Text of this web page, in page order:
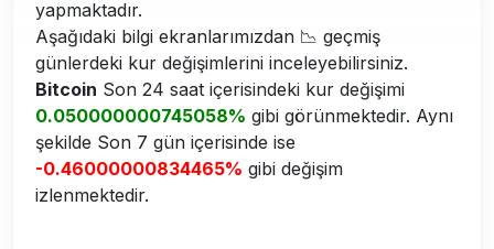
yapmaktadır.
Aşağıdaki bilgi ekranlarımızdan 📉 geçmiş
günlerdeki kur değişimlerini inceleyebilirsiniz.
Bitcoin Son 24 saat içerisindeki kur değişimi
0.050000000745058% gibi görünmektedir. Aynı
şekilde Son 7 gün içerisinde ise
-0.46000000834465% gibi değişim
izlenmektedir.